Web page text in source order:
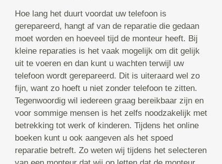
Hoe lang het duurt voordat uw telefoon is
gerepareerd, hangt af van de reparatie die gedaan
moet worden en hoeveel tijd de monteur heeft. Bij
kleine reparaties is het vaak mogelijk om dit gelijk
uit te voeren en dan kunt u wachten terwijl uw
telefoon wordt gerepareerd. Dit is uiteraard wel zo
fijn, want zo hoeft u niet zonder telefoon te zitten.
Tegenwoordig wil iedereen graag bereikbaar zijn en
voor sommige mensen is het zelfs noodzakelijk met
betrekking tot werk of kinderen. Tijdens het online
boeken kunt u ook aangeven als het spoed
reparatie betreft. Zo weten wij tijdens het selecteren